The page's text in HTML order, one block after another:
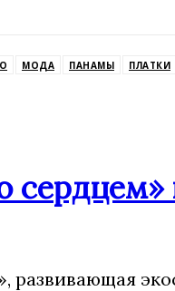
МОДА ПАНАМЫ ПЛАТКИ